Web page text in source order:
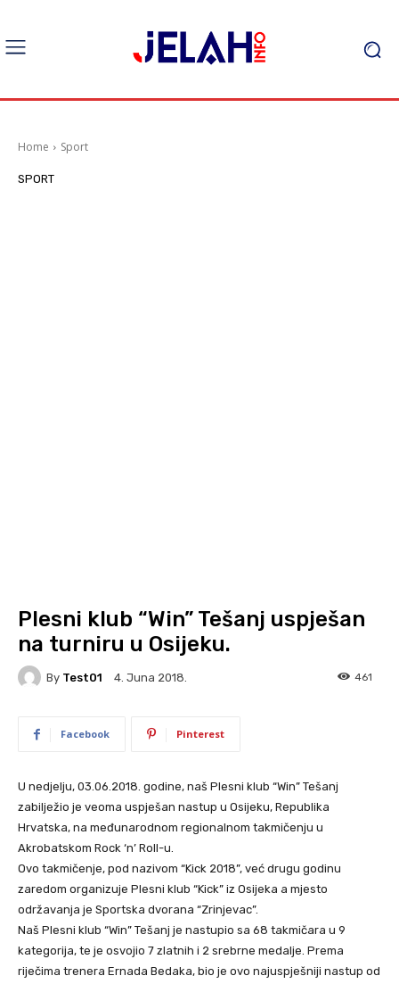
Home Sport
SPORT
Plesni klub “Win” Tešanj uspješan
na turniru u Osijeku.
By Test01 4. Juna 2018. 461
Facebook Pinterest
U nedjelju, 03.06.2018. godine, naš Plesni klub “Win” Tešanj
zabilježio je veoma uspješan nastup u Osijeku, Republika
Hrvatska, na međunarodnom regionalnom takmičenju u
Akrobatskom Rock ‘n’ Roll-u.
Ovo takmičenje, pod nazivom “Kick 2018”, već drugu godinu
zaredom organizuje Plesni klub “Kick” iz Osijeka a mjesto
održavanja je Sportska dvorana “Zrinjevac”.
Naš Plesni klub “Win” Tešanj je nastupio sa 68 takmičara u 9
kategorija, te je osvojio 7 zlatnih i 2 srebrne medalje. Prema
riječima trenera Ernada Bedaka, bio je ovo najuspješniji nastup od